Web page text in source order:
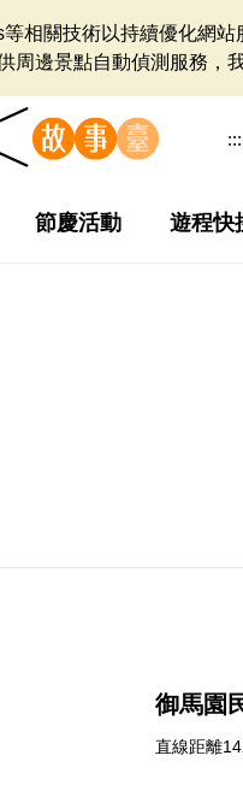
相關技術以持續優化網
周邊景點自動偵測服務，
:::
節慶活動 遊程快
御馬園
直線距離